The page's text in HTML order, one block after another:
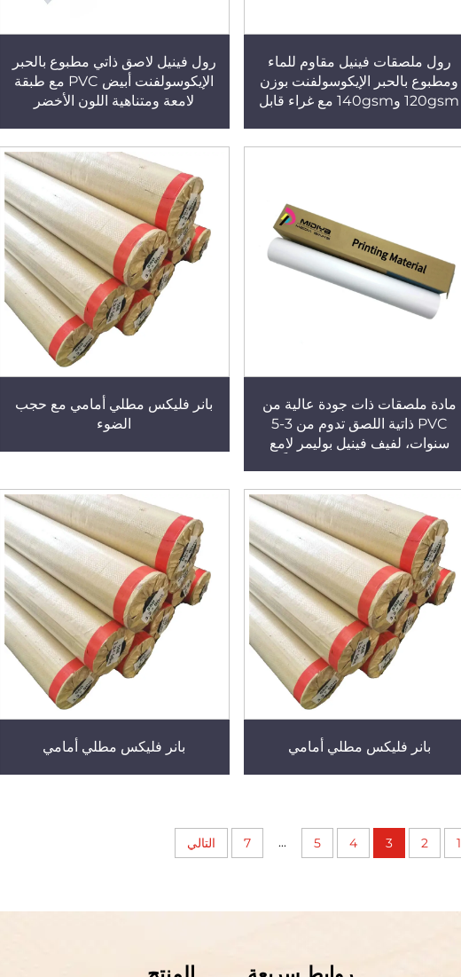
رول ملصقات فينيل مقاوم للماء
ومطبوع بالحبر الإيكوسولفنت بوزن
120gsm و140gsm مع غراء قابل
رول فينيل لاصق ذاتي مطبوع بالحبر
الإيكوسولفنت أبيض PVC مع طبقة
لامعة ومتناهية اللون الأخضر
مادة ملصقات ذات جودة عالية من
PVC ذاتية اللصق تدوم من 3-5
سنوات، لفيف فينيل بوليمر لامع
بانر فليكس مطلي أمامي مع حجب
الضوء
بانر فليكس مطلي أمامي بانر فليكس مطلي أمامي
1
2
3
4
5
...
7 التالي